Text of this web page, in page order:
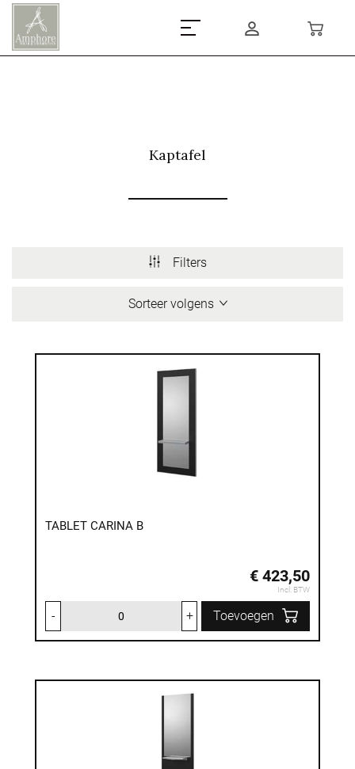
Kaptafel
Filters
Sorteer volgens
TABLET CARINA B
€ 423,50
Incl. BTW
- + Toevoegen